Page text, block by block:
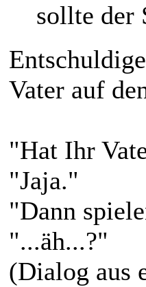
sollte der
Vater auf
"Hat Ihr
"Jaja."
"Dann
"...äh...?"
(Dialog aus